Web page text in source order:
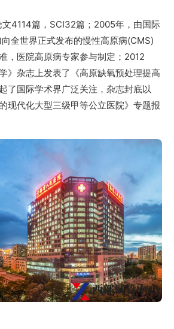
4114篇，SCI32篇；2005年，由国际
全世界正式发布的慢性高原病(CMS)
医院高原病专家参与制定；2012
》杂志上发表了《高原缺氧预处理提高
了国际学术界广泛关注，杂志封底以
现代化大型三级甲等公立医院》专题报